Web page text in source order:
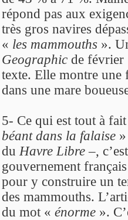
répond pas aux
très gros navires
« les mammouths ».
Geographic de février
texte. Elle montre une
dans une mare
5- Ce qui est tout à
béant dans la falaise
du Havre Libre–,
gouvernement
pour y construire un
des mammouths.
du mot « énorme ».